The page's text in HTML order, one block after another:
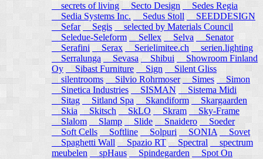
secrets of living
Secto Design
Sedes Regia
Sedia Systems Inc.
Sedus Stoll
SEEDDESIGN
Sefar
Segis
selected by Materials Council
Seledue-Seleform
Sellex Selva
Senator
Serafini
Serax Serielimitee.ch
serien.lighting
Serralunga
Sevasa Shibui
Showroom Finland
Oy
Sibast Furniture Sign
Silent Gliss
silentrooms
Silvio Rohrmoser Simes Simon
Sinetica Industries
SISMAN
Sistema Midi
Sitag
Sitland Spa Skandiform
Skargaarden
Skia
Skitsch SkLO Skram
Sky-Frame
Slalom
Slamp Slide Snaidero
Soeder
Soft Cells
Softline Solpuri SONIA
Sovet
Spaghetti Wall
Spazio RT Spectral
spectrum
meubelen
spHaus Spindegarden
Spot On